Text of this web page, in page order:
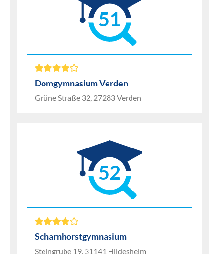
51
Domgymnasium Verden
Grüne Straße 32, 27283 Verden
52
Scharnhorstgymnasium
Steingrube 19, 31141 Hildesheim